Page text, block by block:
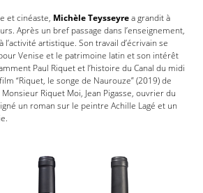
et cinéaste, Michèle Teysseyrea grandit à
Après un bref passage dans l’enseignement,
artistique. Son travail d’écrivain se
Venise et le patrimoine latin et son intérêt
Paul Riquet et l’histoire du Canal du midi
“Riquet, le songe de Naurouze” (2019) de
Riquet Moi, Jean Pigasse, ouvrier du
un roman sur le peintre Achille Lagé et un